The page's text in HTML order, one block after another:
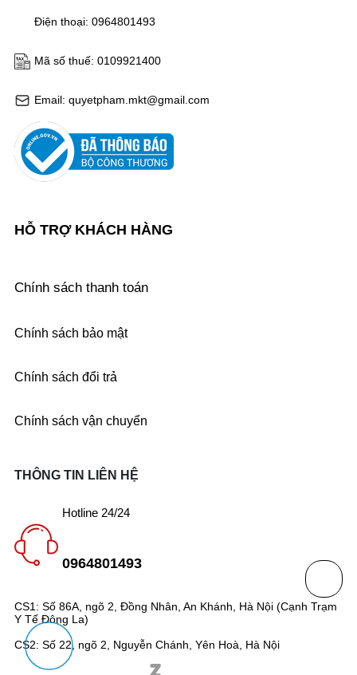
Email: quyetpham.mkt@gmail.com
Mã số thuế: 0109921400
Điện thoại: 0964801493
HỖ TRỢ KHÁCH HÀNG
Chính sách thanh toán
Chính sách bảo mật
Chính sách đổi trả
Chính sách vận chuyển
CS1: Số 86A, ngõ 2, Đồng Nhân, An Khánh, Hà Nội (Cạnh Trạm
Y Tế Đông La)
CS2: Số 22, ngõ 2, Nguyễn Chánh, Yên Hoà, Hà Nội
THÔNG TIN LIÊN HỆ
Hotline 24/24
0964801493